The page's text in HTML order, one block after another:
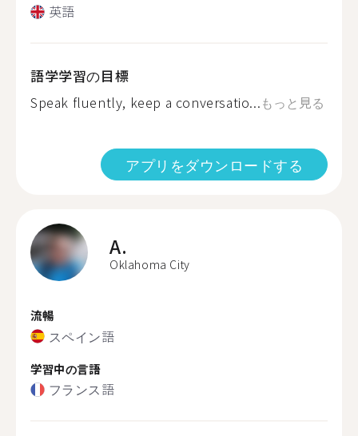
英語
語学学習の目標
Speak fluently, keep a conversatio...もっと見る
アプリをダウンロードする
A.
Oklahoma City
流暢
スペイン語
学習中の言語
フランス語